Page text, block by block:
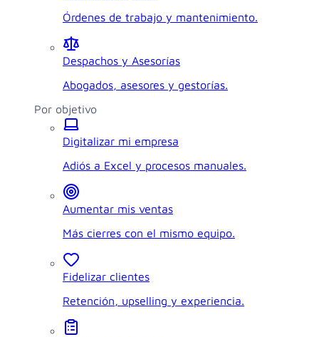
Órdenes de trabajo y mantenimiento.
Despachos y Asesorías
Abogados, asesores y gestorías.
Por objetivo
Digitalizar mi empresa
Adiós a Excel y procesos manuales.
Aumentar mis ventas
Más cierres con el mismo equipo.
Fidelizar clientes
Retención, upselling y experiencia.